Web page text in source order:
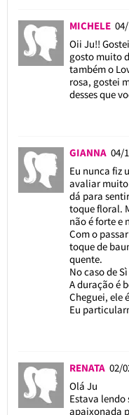
MICHELE
Oii Ju!!
gosto muito
também o
rosa, gostei
desses que
GIANNA 04/
Eu nunca fiz
avaliar muito
dá para
toque floral.
não é forte e
Com o
toque de
quente.
No caso de
A duração é
Cheguei, ele
Eu
RENATA 02/
Olá Ju
Estava
apaixonada